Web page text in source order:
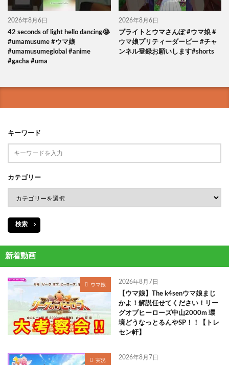
2026年8月6日
42 seconds of light hello dancing😭
#umamusume #ウマ娘
#umamusumeglobal #anime
#gacha #uma
2026年8月6日
ブライトとウマさんぽ #ウマ娘 #
ウマ娘プリティーダービー #チャ
ンネル登録お願いします#shorts
キーワード
カテゴリー
検索
新着動画
ウマ娘 2026年8月7日
【ウマ娘】The k4senウマ娘まじ
かよ！解説任せてください！リー
グオブヒーローズ中山2000m 環
境どうなっとるんやSP！！【トレ
セン軒】
実況 2026年8月7日